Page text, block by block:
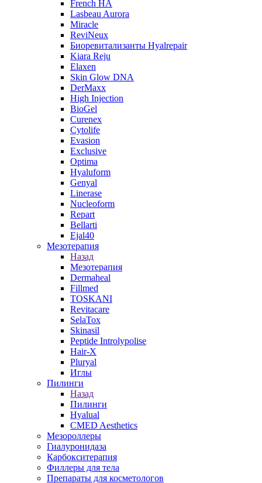
French HA
Lasbeau Aurora
Miracle
ReviNeux
Биоревитализанты Hyalrepair
Kiara Reju
Elaxen
Skin Glow DNA
DerMaxx
High Injection
BioGel
Curenex
Cytolife
Evasion
Exclusive
Optima
Hyaluform
Genyal
Linerase
Nucleoform
Repart
Bellarti
Ejal40
Мезотерапия
Назад
Мезотерапия
Dermaheal
Fillmed
TOSKANI
Revitacare
SelaTox
Skinasil
Peptide Introlypolise
Hair-X
Pluryal
Иглы
Пилинги
Назад
Пилинги
Hyalual
CMED Aesthetics
Мезороллеры
Гиалуронидаза
Карбокситерапия
Филлеры для тела
Препараты для косметологов